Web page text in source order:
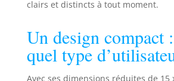
films
Google
vous
lors de la
clairs et distincts à tout moment.
Un design compact
quel type
Avec ses dimensions réduites de 15